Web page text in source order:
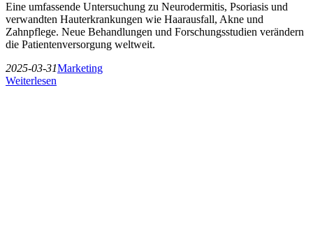
Eine umfassende Untersuchung zu Neurodermitis, Psoriasis und
verwandten Hauterkrankungen wie Haarausfall, Akne und
Zahnpflege. Neue Behandlungen und Forschungsstudien verändern
die Patientenversorgung weltweit.
2025-03-31Marketing
Weiterlesen